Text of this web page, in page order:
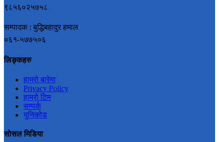
९८५६०२५७५८
सम्पादक : बुद्धिबहादुर हमाल
०६१-५७७५०६
लिङ्कहरु
हाम्रो बारेमा
Privacy Policy
हाम्रो टिम
सम्पर्क
युनिकोड
सोसल मिडिया